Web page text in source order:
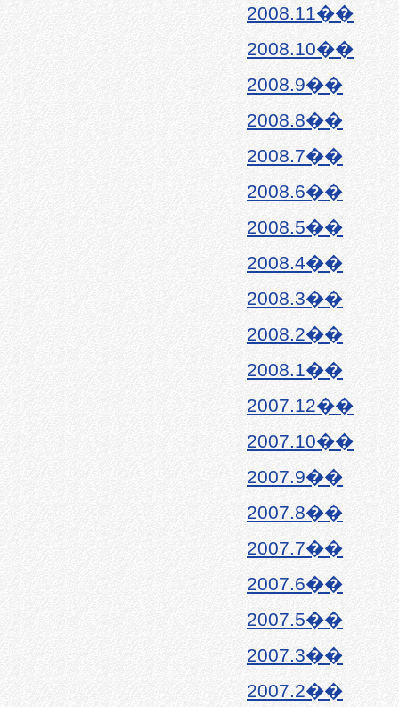
2008.11��
2008.10��
2008.9��
2008.8��
2008.7��
2008.6��
2008.5��
2008.4��
2008.3��
2008.2��
2008.1��
2007.12��
2007.10��
2007.9��
2007.8��
2007.7��
2007.6��
2007.5��
2007.3��
2007.2��